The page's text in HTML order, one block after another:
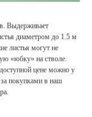
Выдерживает
диаметром до 1.5 м
листья могут не
«юбку» на стволе.
цене можно у
за покупками в наш